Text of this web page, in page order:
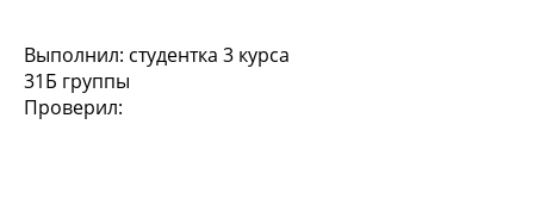
Выполнил: студентка 3 курса
31Б группы
Проверил: